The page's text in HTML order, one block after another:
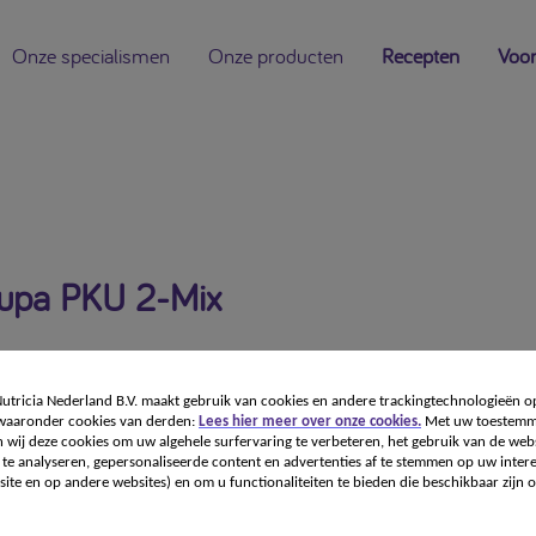
Onze specialismen Onze producten Recepten
PKU 2-Mix
voor medisch gebruik. Dieetvoeding bij fenylketonurie
Nederland B.V. maakt gebruik van cookies en andere trackingtechnologieën
cookies van derden: Lees hier meer over onze cookies. Met uw
wij deze cookies om uw algehele surfervaring te verbeteren, het gebruik van de
te analyseren, gepersonaliseerde content en advertenties af te stemmen op uw
en op andere websites) en om u functionaliteiten te bieden die beschikbaar zijn